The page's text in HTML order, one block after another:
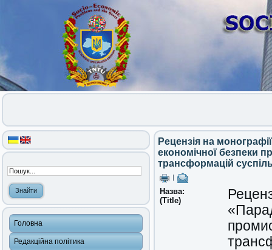
Головна
Редакційна політика
Рецензія на
економічної безпеки
трансформацій
Назва:
(Title)